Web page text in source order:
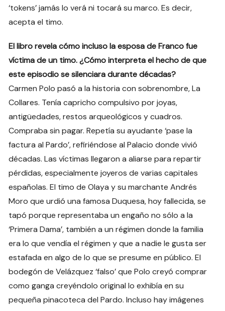
‘tokens’ jamás lo verá ni tocará su marco. Es decir,
acepta el timo.
El libro revela cómo incluso la esposa de Franco fue
víctima de un timo. ¿Cómo interpreta el hecho de que
este episodio se silenciara durante décadas?
Carmen Polo pasó a la historia con sobrenombre, La
Collares. Tenía capricho compulsivo por joyas,
antigüedades, restos arqueológicos y cuadros.
Compraba sin pagar. Repetía su ayudante ‘pase la
factura al Pardo’, refiriéndose al Palacio donde vivió
décadas. Las víctimas llegaron a aliarse para repartir
pérdidas, especialmente joyeros de varias capitales
españolas. El timo de Olaya y su marchante Andrés
Moro que urdió una famosa Duquesa, hoy fallecida, se
tapó porque representaba un engaño no sólo a la
‘Primera Dama’, también a un régimen donde la familia
era lo que vendía el régimen y que a nadie le gusta ser
estafada en algo de lo que se presume en público. El
bodegón de Velázquez ‘falso’ que Polo creyó comprar
como ganga creyéndolo original lo exhibía en su
pequeña pinacoteca del Pardo. Incluso hay imágenes